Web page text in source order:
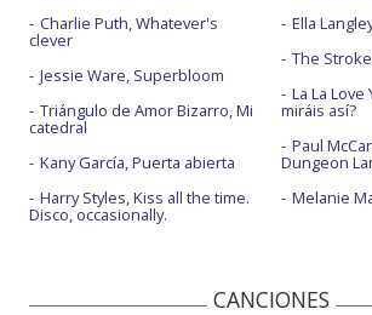
Charlie Puth, Whatever's
clever
Jessie Ware, Superbloom
Triángulo de Amor Bizarro, Mi
catedral
Kany García, Puerta abierta
Harry Styles, Kiss all the time.
Disco, occasionally.
Ella
The
La La
miráis así?
Paul
Dungeon
Melanie
CANCIONES